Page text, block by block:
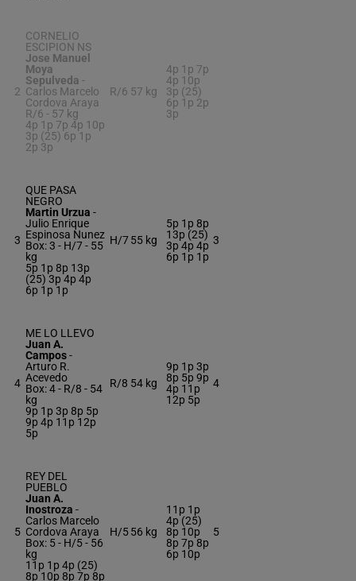
2
CORNELIO
ESCIPION NS
Jose Manuel
Moya
Sepulveda -
Carlos Marcelo
Cordova Araya
R/6 - 57 kg
4p 1p 7p 4p 10p
3p (25) 6p 1p
2p 3p
R/6 57 kg
4p 1p 7p
4p 10p
3p (25)
6p 1p 2p
3p
3
QUE PASA
NEGRO
Martin Urzua -
Julio Enrique
Espinosa Nunez
Box: 3 - H/7 - 55
kg
5p 1p 8p 13p
(25) 3p 4p 4p
6p 1p 1p
H/755 kg
5p 1p 8p
13p (25)
3p 4p 4p
6p 1p 1p
3
4
ME LO LLEVO
Juan A.
Campos-
Arturo R.
Acevedo
Box: 4 - R/8 - 54
kg
9p 1p 3p 8p 5p
9p 4p 11p 12p
5p
R/8 54 kg
9p 1p 3p
8p 5p 9p
4p 11p
12p 5p
4
5
REY DEL
PUEBLO
Juan A.
Inostroza -
Carlos Marcelo
Cordova Araya
Box: 5 - H/5 - 56
kg
11p 1p 4p (25)
8p 10p 8p 7p 8p
H/556 kg
11p 1p
4p (25)
8p 10p
8p 7p 8p
6p 10p
5